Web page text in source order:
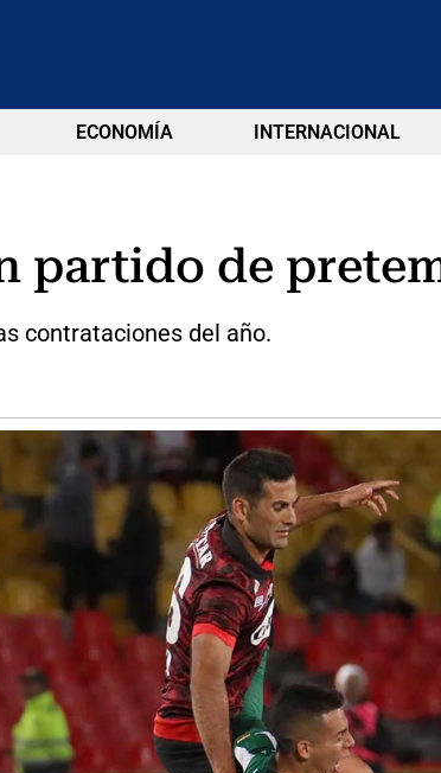
ECONOMÍA INTERNACIONAL
partido de
contrataciones del año.